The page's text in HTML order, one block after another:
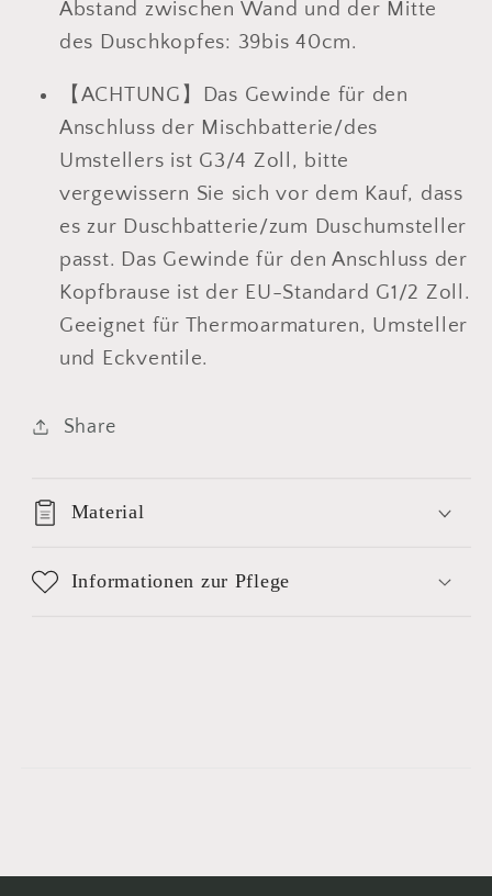
Abstand zwischen Wand und der Mitte
des Duschkopfes: 39bis 40cm.
【ACHTUNG】Das Gewinde für den
Anschluss der Mischbatterie/des
Umstellers ist G3/4 Zoll, bitte
vergewissern Sie sich vor dem Kauf, dass
es zur Duschbatterie/zum Duschumsteller
passt. Das Gewinde für den Anschluss der
Kopfbrause ist der EU-Standard G1/2 Zoll.
Geeignet für Thermoarmaturen, Umsteller
und Eckventile.
Share
Material
Informationen zur Pflege